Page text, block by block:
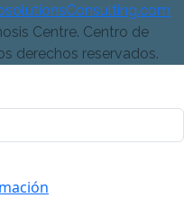
Centre. Centro de
derechos reservados.